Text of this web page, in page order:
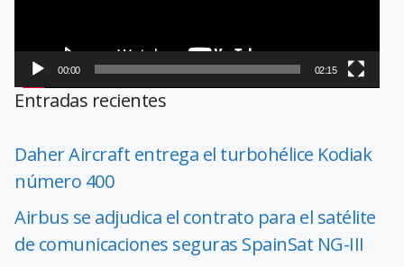
00:00 02:15
Entradas recientes
Daher Aircraft entrega el turbohélice Kodiak
número 400
Airbus se adjudica el contrato para el satélite
de comunicaciones seguras SpainSat NG-III